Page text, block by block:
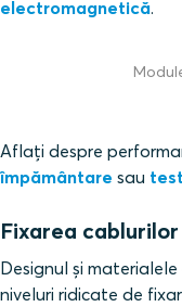
electromagnetică.
Aflați despre
împământare sau
Fixarea
Designul și
niveluri ridicate de